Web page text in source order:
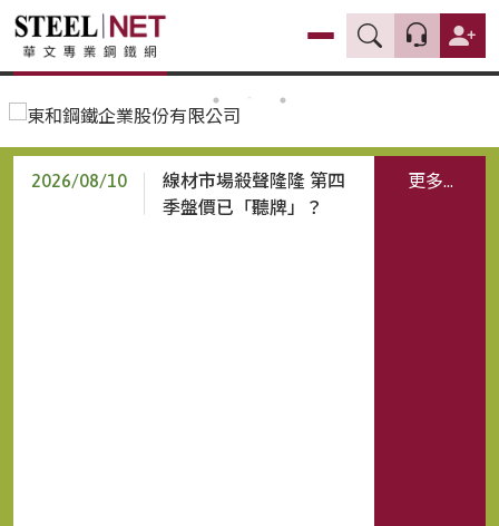
2026/08/10
線材市場殺聲隆隆 第四
季盤價已「聽牌」？
2026/07/31 更多...